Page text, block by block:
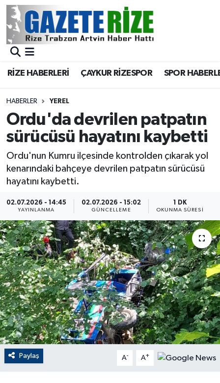
RİZE HABERLERİ ÇAYKUR RİZESPOR SPOR
HABERLER YEREL
Ordu'da devrilen patpatın
sürücüsü hayatını kaybetti
Ordu'nun Kumru ilçesinde kontrolden çıkarak yol
kenarındaki bahçeye devrilen patpatın sürücüsü
hayatını kaybetti.
02.07.2026 - 14:45
YAYINLANMA
02.07.2026 - 15:02
GÜNCELLEME
1 DK
OKUNMA SÜRESI
Paylaş A- A+
BÖLGEMİZ
Asayiş
Rize Jandarma Komutanlığı
Bilim Teknoloji
Advertising news
Canlı Maç
ÇEVRE
Dış Haberler
Dünya
EĞİTİM
EKONOMİ
English News
Merkez Nöbetçi Eczaneler
Merkez Trafik Yoğunluk Haritası
Süper Lig Puan Durumu ve Fikstür
Tüm Manşetler
Son Dakika Haberleri
Haber Arşivi